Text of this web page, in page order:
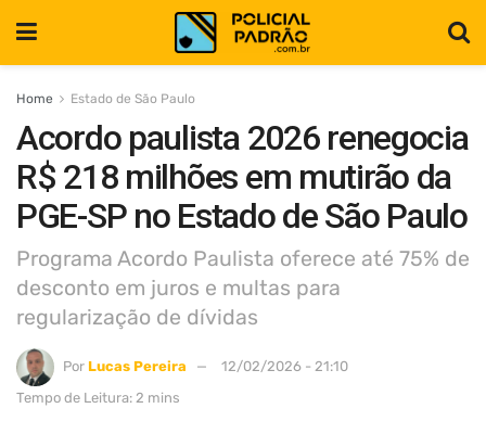
Home Estado de São Paulo
Acordo paulista 2026 renegocia
R$ 218 milhões em mutirão da
PGE-SP no Estado de São Paulo
Programa Acordo Paulista oferece até 75% de
desconto em juros e multas para
regularização de dívidas
Por Lucas Pereira
12/02/2026 - 21:10
Tempo de Leitura: 2 mins